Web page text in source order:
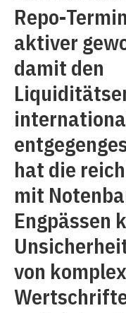
Repo-
aktiver
damit den
hat die
mit
Engpässen
von